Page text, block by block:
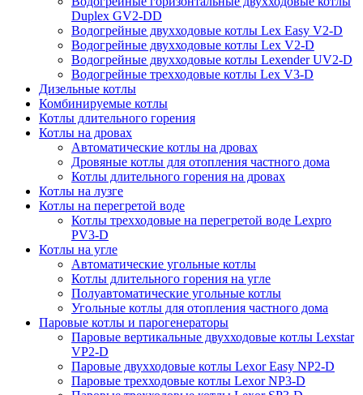
Duplex GV2-DD
Водогрейные двухходовые котлы Lex Easy V2-D
Водогрейные двухходовые котлы Lex V2-D
Водогрейные двухходовые котлы Lexender UV2-D
Водогрейные трехходовые котлы Lex V3-D
Дизельные котлы
Комбинируемые котлы
Котлы длительного горения
Котлы на дровах
Автоматические котлы на дровах
Дровяные котлы для отопления частного дома
Котлы длительного горения на дровах
Котлы на лузге
Котлы на перегретой воде
Котлы трехходовые на перегретой воде Lexpro
PV3-D
Котлы на угле
Автоматические угольные котлы
Котлы длительного горения на угле
Полуавтоматические угольные котлы
Угольные котлы для отопления частного дома
Паровые котлы и парогенераторы
Паровые вертикальные двухходовые котлы Lexstar
VP2-D
Паровые двухходовые котлы Lexor Easy NP2-D
Паровые трехходовые котлы Lexor NP3-D